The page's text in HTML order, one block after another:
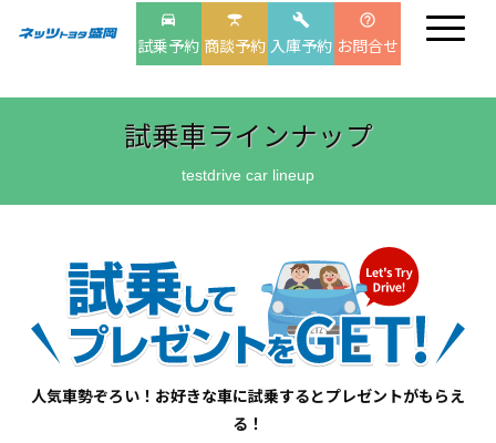
drive_eta
試乗予約
table_bar
商談予約
build
入庫予約
help_outline
お問合せ
試乗車ラインナップ
testdrive car lineup
人気車勢ぞろい！お好きな車に試乗するとプレゼントがもらえ
る！